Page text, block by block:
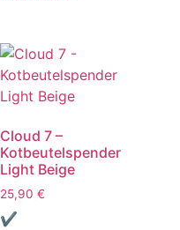
Cloud 7 –
Kotbeutelspender
Light Beige
25,90 €
✔